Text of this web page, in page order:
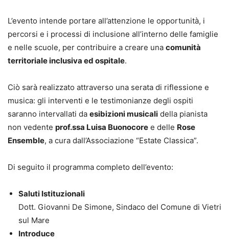
L’evento intende portare all’attenzione le opportunità, i
percorsi e i processi di inclusione all’interno delle famiglie
e nelle scuole, per contribuire a creare una comunità
territoriale inclusiva ed ospitale.
Ciò sarà realizzato attraverso una serata di riflessione e
musica: gli interventi e le testimonianze degli ospiti
saranno intervallati da esibizioni musicali della pianista
non vedente prof.ssa Luisa Buonocore e delle Rose
Ensemble, a cura dall’Associazione “Estate Classica”.
Di seguito il programma completo dell’evento:
Saluti Istituzionali
Dott. Giovanni De Simone, Sindaco del Comune di Vietri
sul Mare
Introduce